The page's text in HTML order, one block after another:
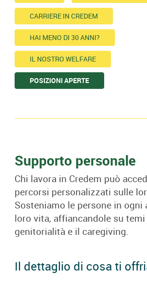
CARRIERE IN CREDEM
HAI MENO DI 30 ANNI?
IL NOSTRO WELFARE
POSIZIONI APERTE
Supporto personale
Chi lavora in Credem può
percorsi personalizzati sulle
Sosteniamo le persone in ogni
loro vita, affiancandole su
genitorialità e il caregiving.
Il dettaglio di cosa ti